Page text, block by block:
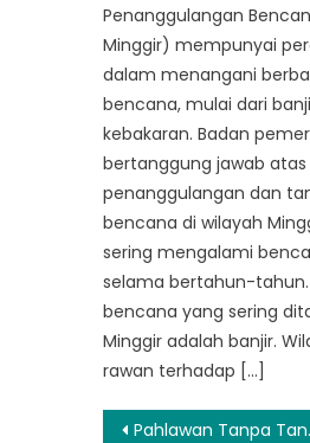
Penanggulangan
Minggir) mempunyai
dalam menangani
bencana, mulai dari
kebakaran. Badan
bertanggung jawab atas
penanggulangan dan
bencana di wilayah
sering mengalami
selama bertahun-tahun.
bencana yang sering
Minggir adalah banjir.
rawan terhadap […]
Post
Pahlawan Tanpa Tanda Jasa BPBD Gamping: Melindungi Masyarakat di Saat Dibutuhkan